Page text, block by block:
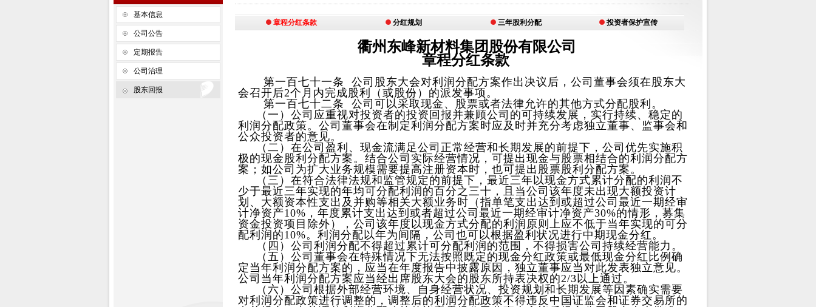
基本信息
公司公告
定期报告
公司治理
股东回报
章程分红条款 分红规划 三年股利分配 投资者保护宣传
衢州东峰新材料集团股份有限公司
章程分红条款
第一百七十一条 公司股东大会对利润分配方案作出决议后，公司董事会须在股东大
会召开后2个月内完成股利（或股份）的派发事项。
第一百七十二条 公司可以采取现金、股票或者法律允许的其他方式分配股利。
（一）公司应重视对投资者的投资回报并兼顾公司的可持续发展，实行持续、稳定的
利润分配政策。公司董事会在制定利润分配方案时应及时并充分考虑独立董事、监事会和
公众投资者的意见。
（二）在公司盈利、现金流满足公司正常经营和长期发展的前提下，公司优先实施积
极的现金股利分配方案。结合公司实际经营情况，可提出现金与股票相结合的利润分配方
案；如公司为扩大业务规模需要提高注册资本时，也可提出股票股利分配方案。
（三）在符合法律法规和监管规定的前提下，最近三年以现金方式累计分配的利润不
少于最近三年实现的年均可分配利润的百分之三十，且当公司该年度未出现大额投资计
划、大额资本性支出及并购等相关大额业务时（指单笔支出达到或超过公司最近一期经审
计净资产10%，年度累计支出达到或者超过公司最近一期经审计净资产30%的情形，募集
资金投资项目除外），公司该年度以现金方式分配的利润原则上应不低于当年实现的可分
配利润的10%。利润分配以年为间隔，公司也可以根据盈利状况进行中期现金分红。
（四）公司利润分配不得超过累计可分配利润的范围，不得损害公司持续经营能力。
（五）公司董事会在特殊情况下无法按照既定的现金分红政策或最低现金分红比例确
定当年利润分配方案的，应当在年度报告中披露原因，独立董事应当对此发表独立意见。
公司当年利润分配方案应当经出席股东大会的股东所持表决权的2/3以上通过。
（六）公司根据外部经营环境、自身经营状况、投资规划和长期发展等因素确实需要
对利润分配政策进行调整的，调整后的利润分配政策不得违反中国证监会和证券交易所的